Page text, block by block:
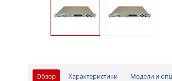
Обзор Характеристики Модели и